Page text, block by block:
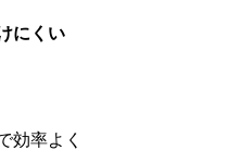
にくい
効率よく